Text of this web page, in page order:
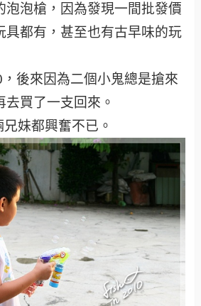
泡泡槍，因為發現一間批發價
具都有，甚至也有古早味的玩
後來因為二個小鬼總是搶來
買了一支回來。
妹都興奮不已。